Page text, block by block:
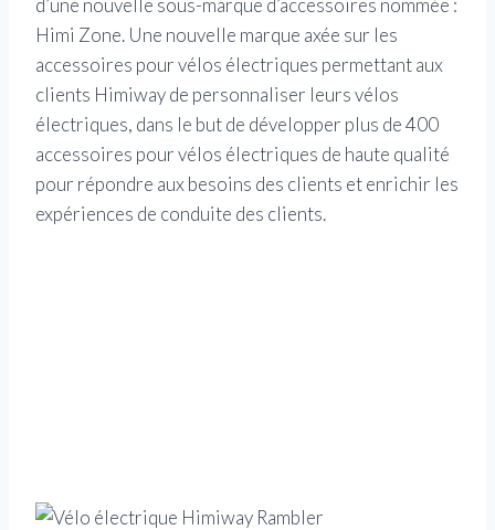
Himi Zone. Une nouvelle marque axée sur les
accessoires pour vélos électriques permettant aux
clients Himiway de personnaliser leurs vélos
électriques, dans le but de développer plus de 400
accessoires pour vélos électriques de haute qualité
pour répondre aux besoins des clients et enrichir les
expériences de conduite des clients.